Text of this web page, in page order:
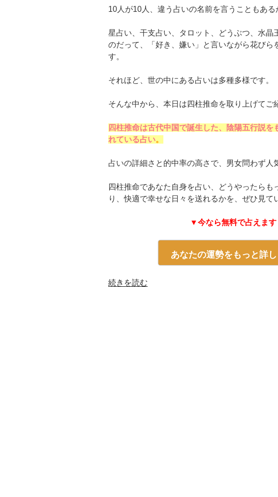
10人が10人、違う占いの名前を言うこともある
星占い、干支占い、タロット、どうぶつ、水
のだって、「好き、嫌い」と言いながら花びら
す。
それほど、世の中にある占いは多種多様です。
そんな中から、本日は四柱推命を取り上げてご
四柱推命は古代中国で誕生した、陰陽五行説を
れている占い。
占いの詳細さと的中率の高さで、男女問わず人
四柱推命であなた自身を占い、どうやったらも
り、快適で幸せな日々を送れるかを、ぜひ見て
▼今なら無料で占えま
あなたの運勢をもっと詳し
“四
続きを読む